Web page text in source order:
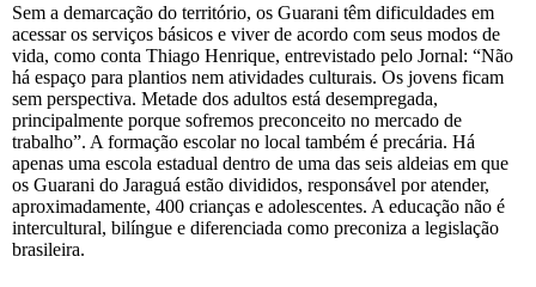
Sem a demarcação do território, os Guarani têm dificuldades em
acessar os serviços básicos e viver de acordo com seus modos de
vida, como conta Thiago Henrique, entrevistado pelo Jornal: “Não
há espaço para plantios nem atividades culturais. Os jovens ficam
sem perspectiva. Metade dos adultos está desempregada,
principalmente porque sofremos preconceito no mercado de
trabalho”. A formação escolar no local também é precária. Há
apenas uma escola estadual dentro de uma das seis aldeias em que
os Guarani do Jaraguá estão divididos, responsável por atender,
aproximadamente, 400 crianças e adolescentes. A educação não é
intercultural, bilíngue e diferenciada como preconiza a legislação
brasileira.